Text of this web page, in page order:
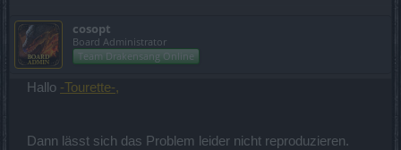
cosopt
Board Administrator
Team Drakensang Online
Hallo -Tourette-,
Dann lässt sich das Problem leider nicht reproduzieren.